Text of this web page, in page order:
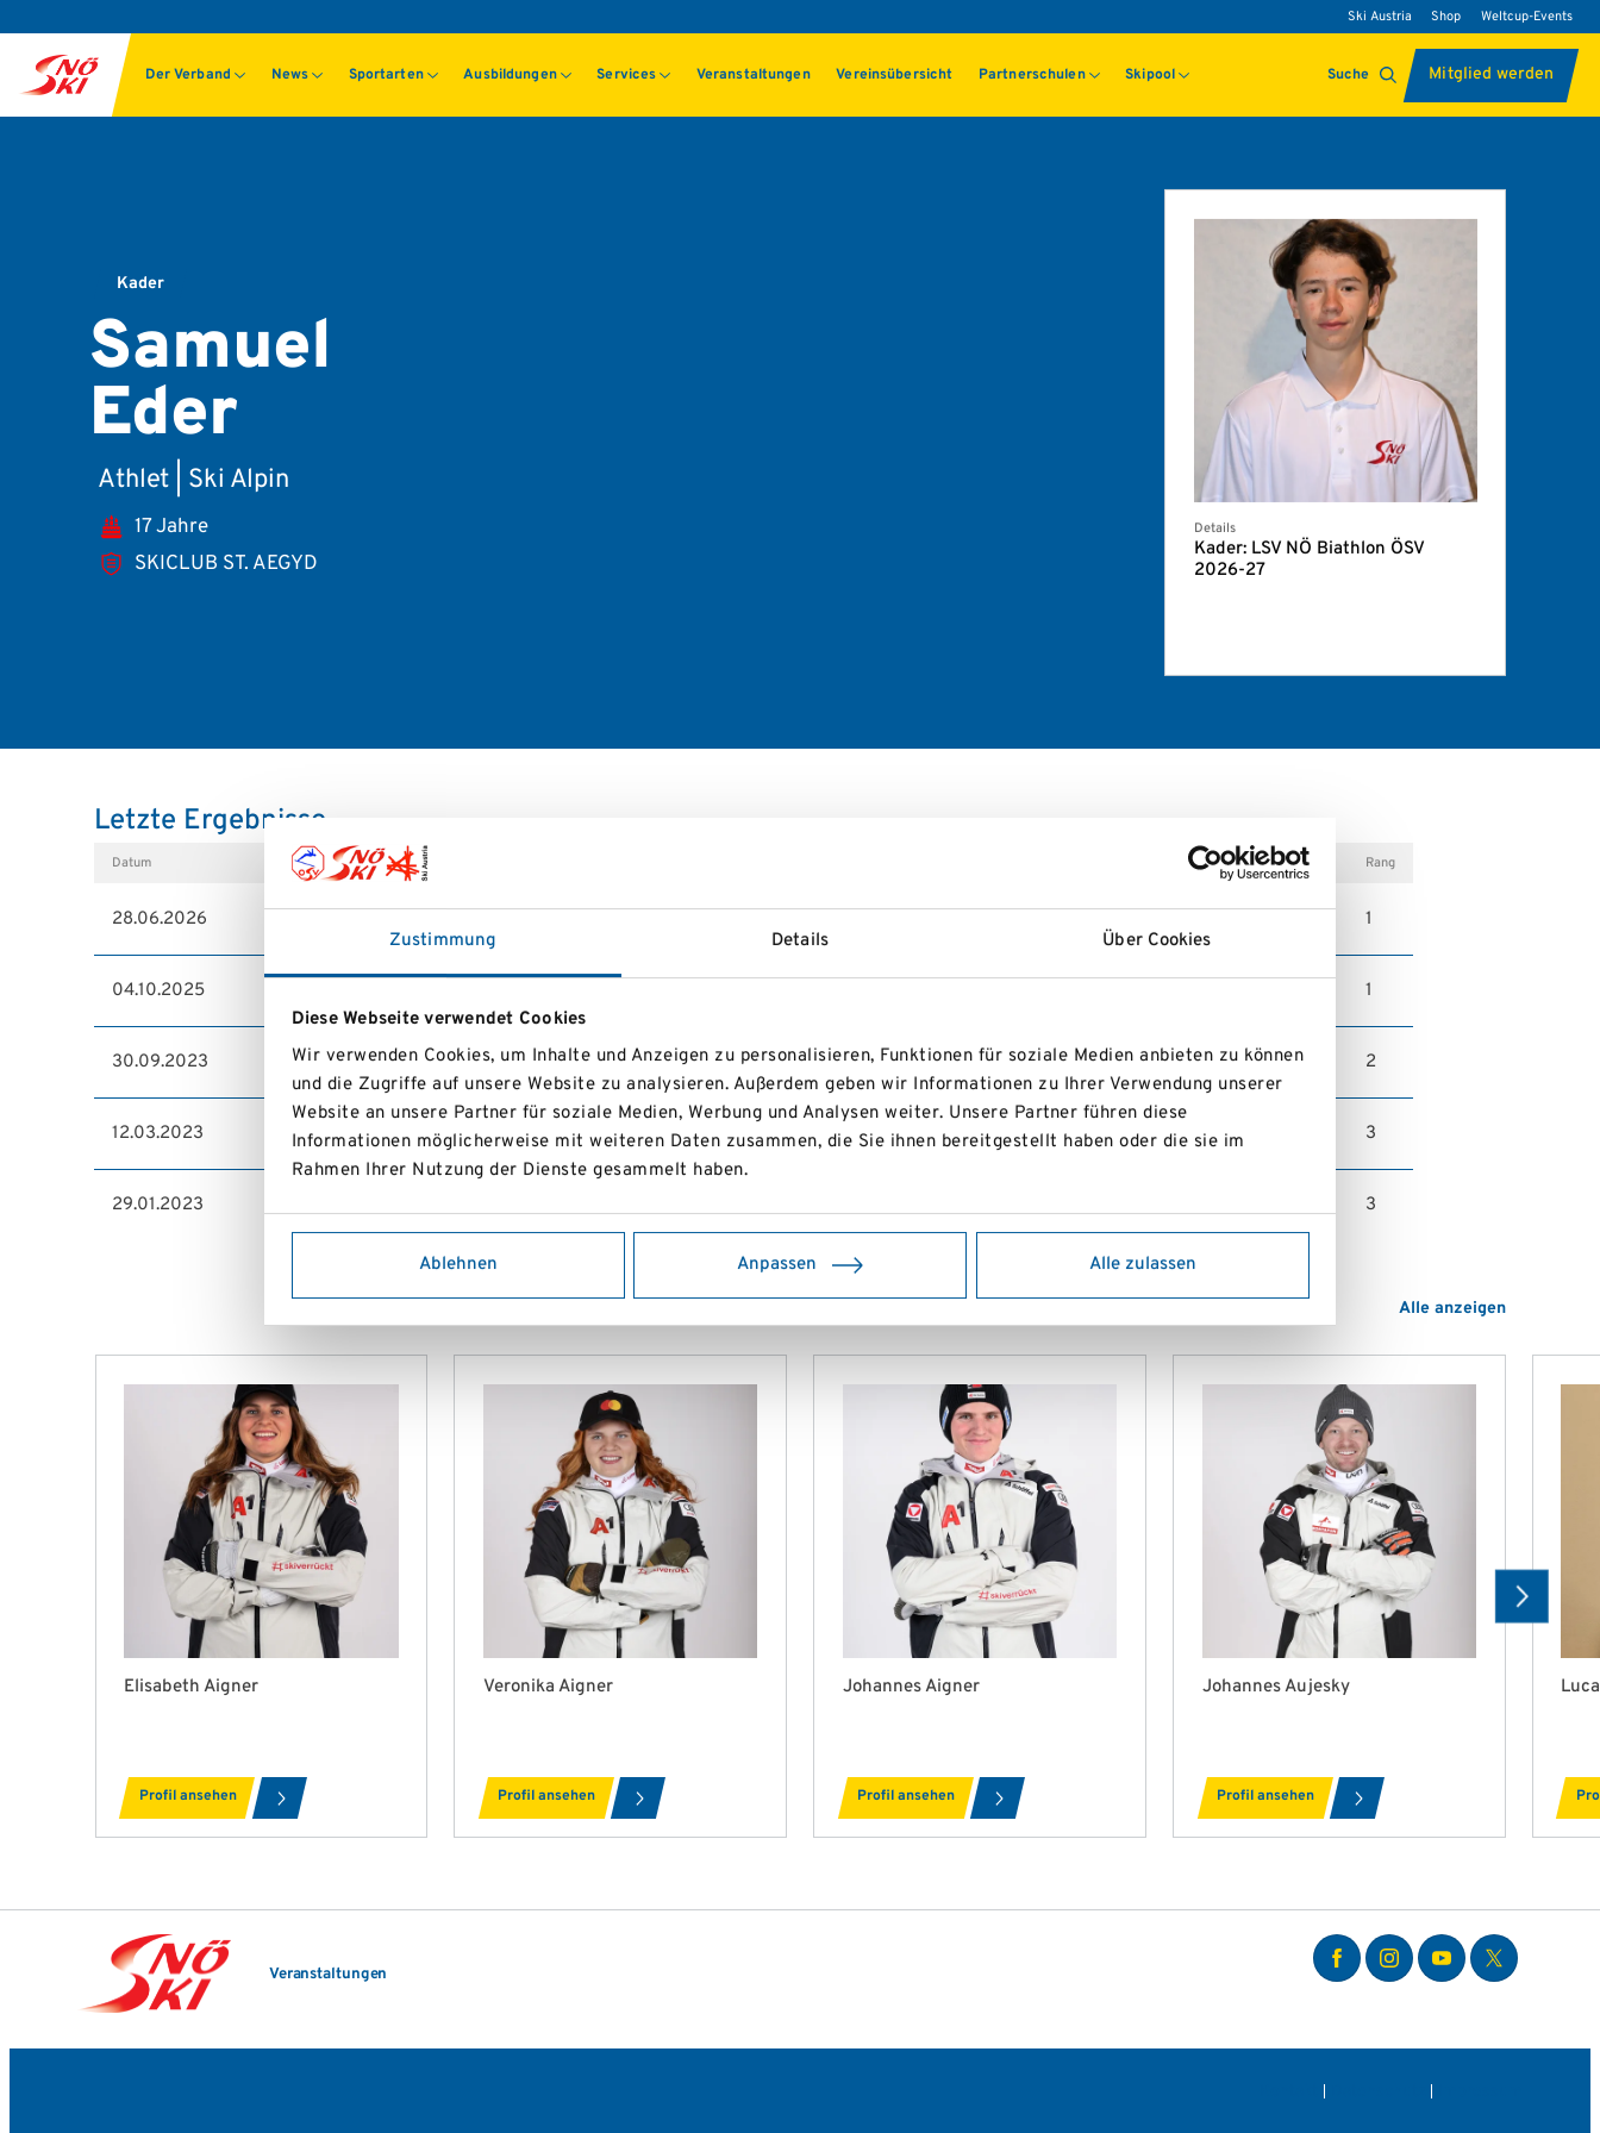
Zustimmung Details Über Cookies
Diese Webseite verwendet Cookies
Wir verwenden Cookies, um Inhalte und Anzeigen zu personalisieren, Funktionen für soziale Medien anbieten zu können
und die Zugriffe auf unsere Website zu analysieren. Außerdem geben wir Informationen zu Ihrer Verwendung unserer
Website an unsere Partner für soziale Medien, Werbung und Analysen weiter. Unsere Partner führen diese
Informationen möglicherweise mit weiteren Daten zusammen, die Sie ihnen bereitgestellt haben oder die sie im
Rahmen Ihrer Nutzung der Dienste gesammelt haben.
Ablehnen Anpassen Alle zulassen
Ski Austria Shop Weltcup-Events
Der Verband News Sportarten Ausbildungen Services Veranstaltungen Vereinsübersicht Partnerschulen Skipool Suche Mitglied werden
Kader
Samuel
Eder
Athlet | Ski Alpin
17 Jahre
SKICLUB ST. AEGYD
Details
Kader: LSV NÖ Biathlon ÖSV
2026-27
Letzte Ergebnisse
Datum Wettbewerb Rang
28.06.2026 1
04.10.2025 1
30.09.2023 DER DOPPELSTOCK SKIROLLERCUP LSVNÖ Kernhof Camping Gippelblick 2
12.03.2023 NÖ VOLKSLANGLAUF Ötscherwiese 3
29.01.2023 3
Alle anzeigen
Elisabeth Aigner
Profil ansehen
Veronika Aigner
Profil ansehen
Johannes Aigner
Profil ansehen
Johannes Aujesky
Profil ansehen
Veranstaltungen